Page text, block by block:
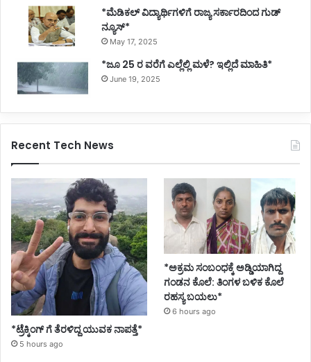
*ಮೆಡಿಕಲ್ ವಿದ್ಯಾರ್ಥಿಗಳಿಗೆ ರಾಜ್ಯ ಸರ್ಕಾರದಿಂದ ಗುಡ್
ನ್ಯೂಸ್*
May 17, 2025
*ಜೂ 25 ರ ವರೆಗೆ ಎಲ್ಲೆಲ್ಲಿ ಮಳೆ? ಇಲ್ಲಿದೆ ಮಾಹಿತಿ*
June 19, 2025
Recent Tech News
*ಟ್ರೆಕ್ಕಿಂಗ್ ಗೆ ತೆರಳಿದ್ದ ಯುವಕ ನಾಪತ್ತೆ*
5 hours ago
*ಅಕ್ರಮ ಸಂಬಂಧಕ್ಕೆ ಅಡ್ಡಿಯಾಗಿದ್ದ
ಗಂಡನ ಕೊಲೆ: ತಿಂಗಳ ಬಳಿಕ ಕೊಲೆ
ರಹಸ್ಯ ಬಯಲು*
6 hours ago